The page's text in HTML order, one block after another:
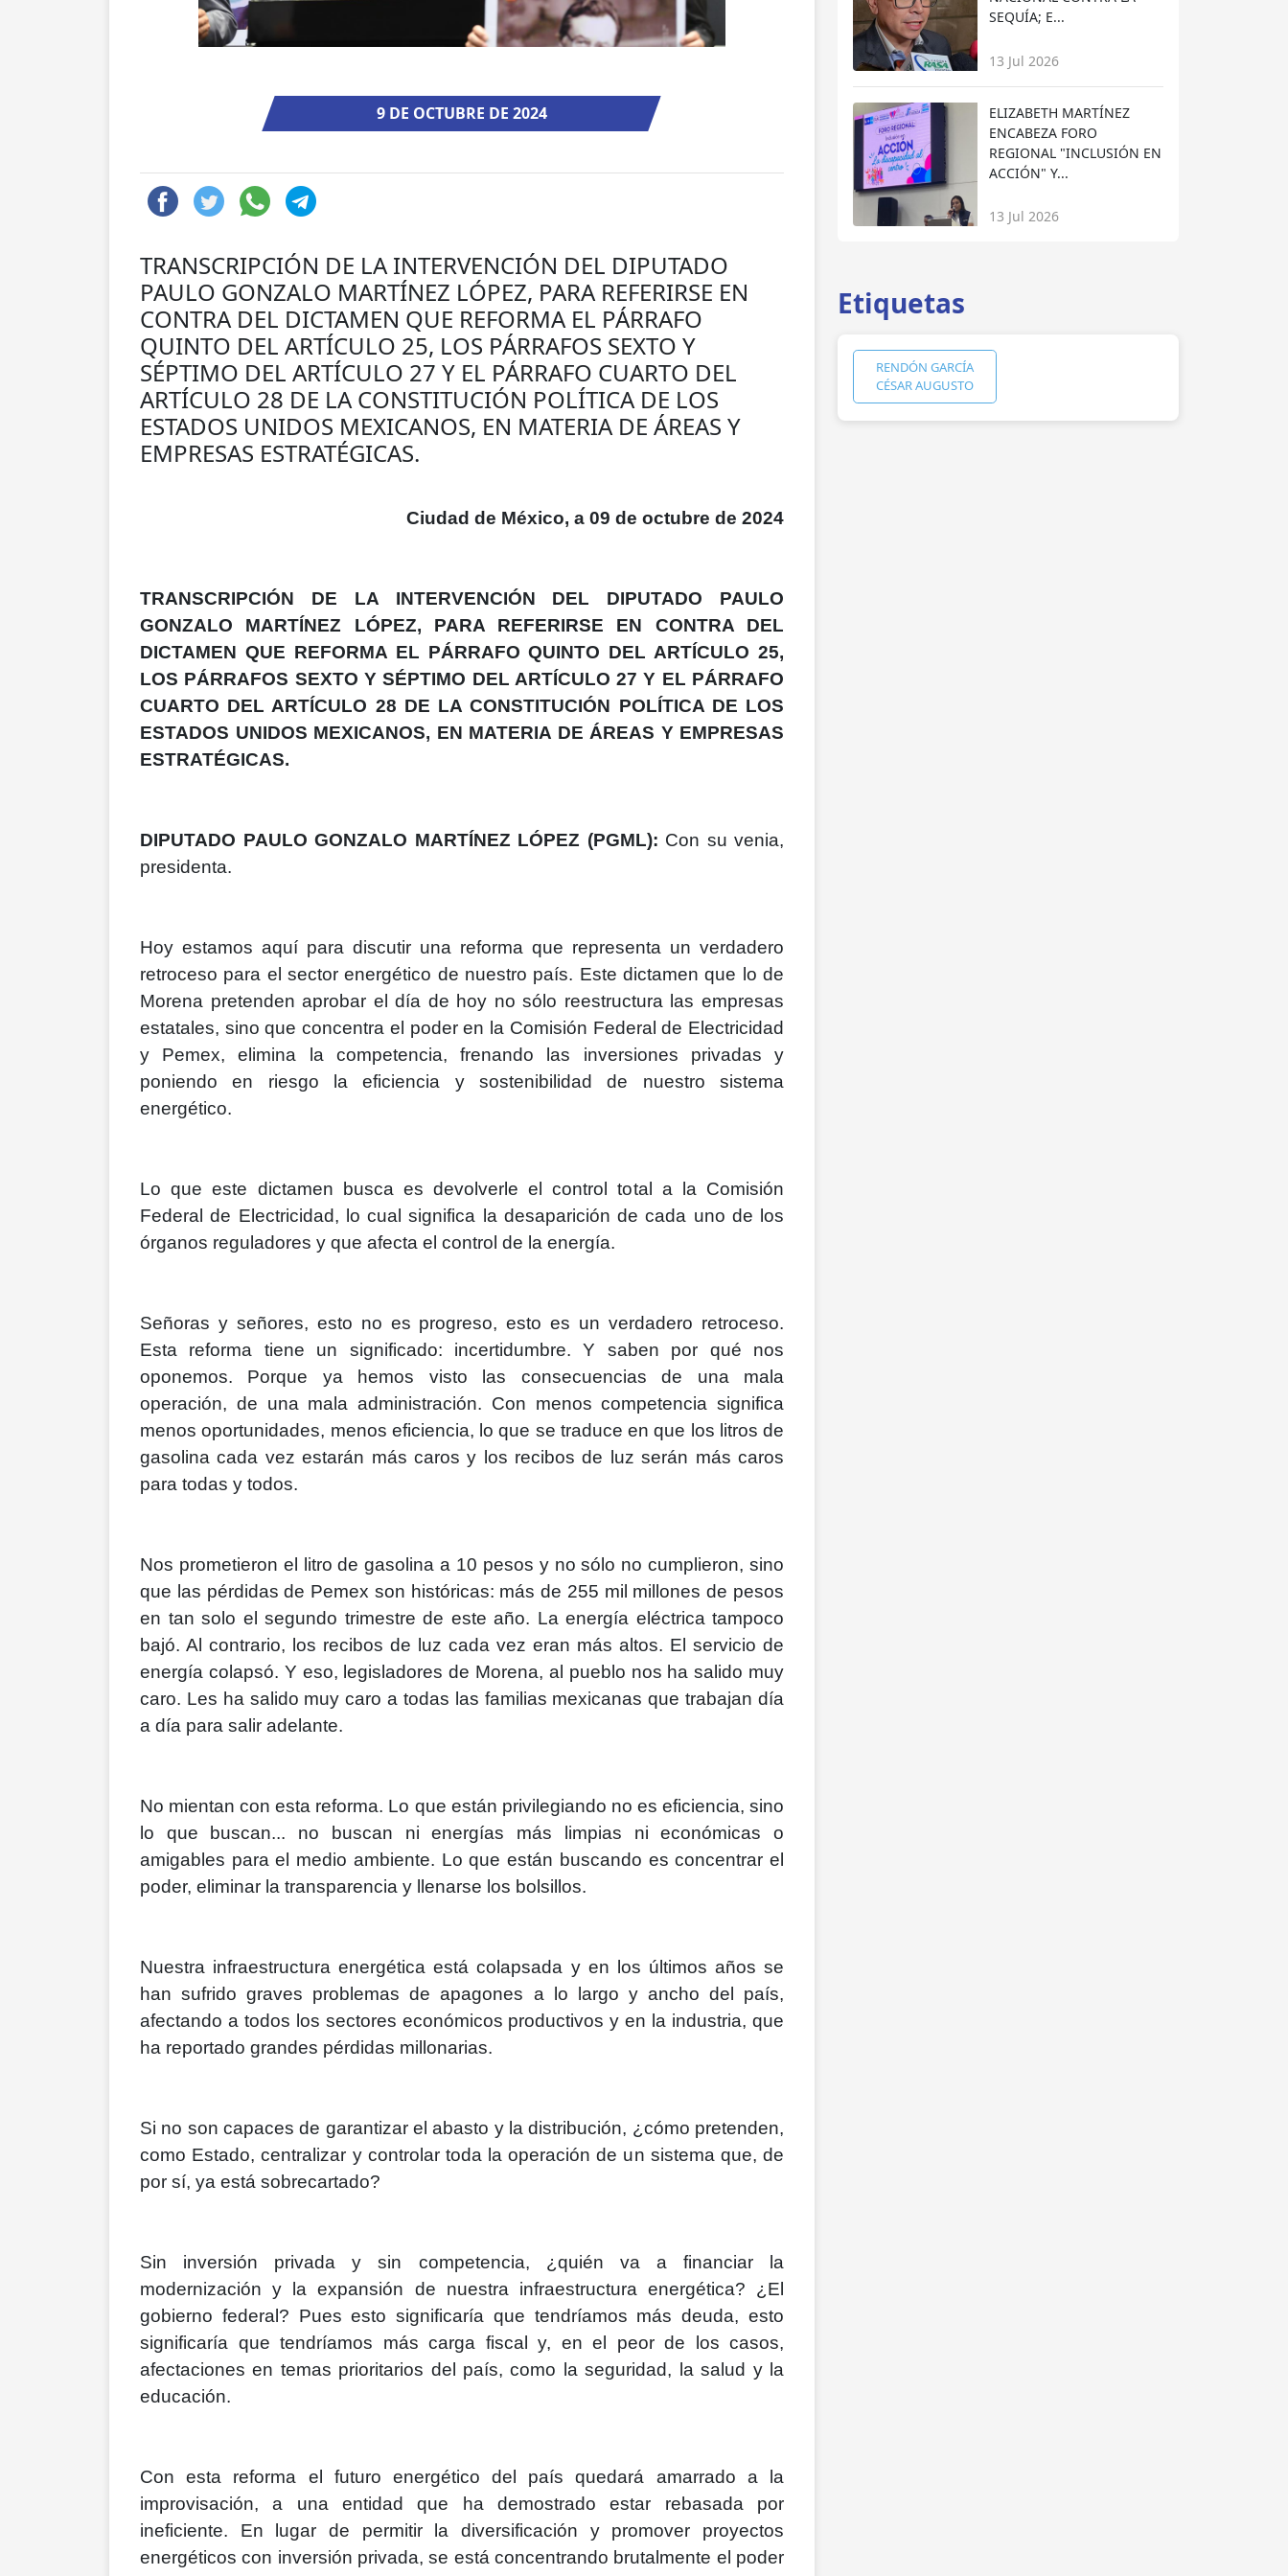
9 DE OCTUBRE DE 2024
TRANSCRIPCIÓN DE LA INTERVENCIÓN DEL DIPUTADO
PAULO GONZALO MARTÍNEZ LÓPEZ, PARA REFERIRSE EN
CONTRA DEL DICTAMEN QUE REFORMA EL PÁRRAFO
QUINTO DEL ARTÍCULO 25, LOS PÁRRAFOS SEXTO Y
SÉPTIMO DEL ARTÍCULO 27 Y EL PÁRRAFO CUARTO DEL
ARTÍCULO 28 DE LA CONSTITUCIÓN POLÍTICA DE LOS
ESTADOS UNIDOS MEXICANOS, EN MATERIA DE ÁREAS Y
EMPRESAS ESTRATÉGICAS.
Ciudad de México, a 09 de octubre de 2024
TRANSCRIPCIÓN DE LA INTERVENCIÓN DEL DIPUTADO PAULO
GONZALO MARTÍNEZ LÓPEZ, PARA REFERIRSE EN CONTRA DEL
DICTAMEN QUE REFORMA EL PÁRRAFO QUINTO DEL ARTÍCULO 25,
LOS PÁRRAFOS SEXTO Y SÉPTIMO DEL ARTÍCULO 27 Y EL PÁRRAFO
CUARTO DEL ARTÍCULO 28 DE LA CONSTITUCIÓN POLÍTICA DE LOS
ESTADOS UNIDOS MEXICANOS, EN MATERIA DE ÁREAS Y EMPRESAS
ESTRATÉGICAS.
DIPUTADO PAULO GONZALO MARTÍNEZ LÓPEZ (PGML): Con su venia,
presidenta.
Hoy estamos aquí para discutir una reforma que representa un verdadero
retroceso para el sector energético de nuestro país. Este dictamen que lo de
Morena pretenden aprobar el día de hoy no sólo reestructura las empresas
estatales, sino que concentra el poder en la Comisión Federal de Electricidad
y Pemex, elimina la competencia, frenando las inversiones privadas y
poniendo en riesgo la eficiencia y sostenibilidad de nuestro sistema
energético.
Lo que este dictamen busca es devolverle el control total a la Comisión
Federal de Electricidad, lo cual significa la desaparición de cada uno de los
órganos reguladores y que afecta el control de la energía.
Señoras y señores, esto no es progreso, esto es un verdadero retroceso.
Esta reforma tiene un significado: incertidumbre. Y saben por qué nos
oponemos. Porque ya hemos visto las consecuencias de una mala
operación, de una mala administración. Con menos competencia significa
menos oportunidades, menos eficiencia, lo que se traduce en que los litros de
gasolina cada vez estarán más caros y los recibos de luz serán más caros
para todas y todos.
Nos prometieron el litro de gasolina a 10 pesos y no sólo no cumplieron, sino
que las pérdidas de Pemex son históricas: más de 255 mil millones de pesos
en tan solo el segundo trimestre de este año. La energía eléctrica tampoco
bajó. Al contrario, los recibos de luz cada vez eran más altos. El servicio de
energía colapsó. Y eso, legisladores de Morena, al pueblo nos ha salido muy
caro. Les ha salido muy caro a todas las familias mexicanas que trabajan día
a día para salir adelante.
No mientan con esta reforma. Lo que están privilegiando no es eficiencia, sino
lo que buscan... no buscan ni energías más limpias ni económicas o
amigables para el medio ambiente. Lo que están buscando es concentrar el
poder, eliminar la transparencia y llenarse los bolsillos.
Nuestra infraestructura energética está colapsada y en los últimos años se
han sufrido graves problemas de apagones a lo largo y ancho del país,
afectando a todos los sectores económicos productivos y en la industria, que
ha reportado grandes pérdidas millonarias.
Si no son capaces de garantizar el abasto y la distribución, ¿cómo pretenden,
como Estado, centralizar y controlar toda la operación de un sistema que, de
por sí, ya está sobrecartado?
Sin inversión privada y sin competencia, ¿quién va a financiar la
modernización y la expansión de nuestra infraestructura energética? ¿El
gobierno federal? Pues esto significaría que tendríamos más deuda, esto
significaría que tendríamos más carga fiscal y, en el peor de los casos,
afectaciones en temas prioritarios del país, como la seguridad, la salud y la
educación.
Con esta reforma el futuro energético del país quedará amarrado a la
improvisación, a una entidad que ha demostrado estar rebasada por
ineficiente. En lugar de permitir la diversificación y promover proyectos
energéticos con inversión privada, se está concentrando brutalmente el poder
SEQUÍA; E...
13 Jul 2026
ELIZABETH MARTÍNEZ
ENCABEZA FORO
REGIONAL "INCLUSIÓN EN
ACCIÓN" Y...
13 Jul 2026
Etiquetas
RENDÓN GARCÍA
CÉSAR AUGUSTO